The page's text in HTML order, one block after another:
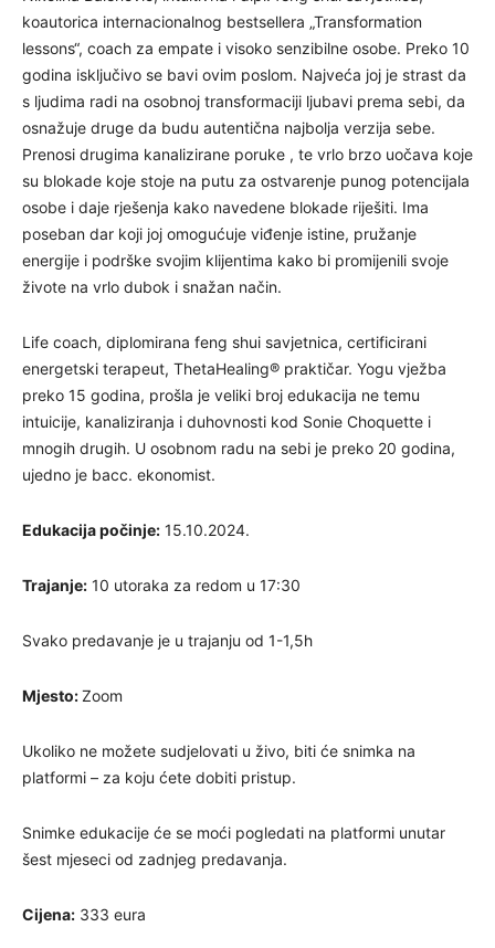
koautorica internacionalnog bestsellera „Transformation
lessons“, coach za empate i visoko senzibilne osobe. Preko 10
godina isključivo se bavi ovim poslom. Najveća joj je strast da
s ljudima radi na osobnoj transformaciji ljubavi prema sebi, da
osnažuje druge da budu autentična najbolja verzija sebe.
Prenosi drugima kanalizirane poruke , te vrlo brzo uočava koje
su blokade koje stoje na putu za ostvarenje punog potencijala
osobe i daje rješenja kako navedene blokade riješiti. Ima
poseban dar koji joj omogućuje viđenje istine, pružanje
energije i podrške svojim klijentima kako bi promijenili svoje
živote na vrlo dubok i snažan način.
Life coach, diplomirana feng shui savjetnica, certificirani
energetski terapeut, ThetaHealing® praktičar. Yogu vježba
preko 15 godina, prošla je veliki broj edukacija ne temu
intuicije, kanaliziranja i duhovnosti kod Sonie Choquette i
mnogih drugih. U osobnom radu na sebi je preko 20 godina,
ujedno je bacc. ekonomist.
Edukacija počinje: 15.10.2024.
Trajanje: 10 utoraka za redom u 17:30
Svako predavanje je u trajanju od 1-1,5h
Mjesto:Zoom
Ukoliko ne možete sudjelovati u živo, biti će snimka na
platformi – za koju ćete dobiti pristup.
Snimke edukacije će se moći pogledati na platformi unutar
šest mjeseci od zadnjeg predavanja.
Cijena: 333 eura